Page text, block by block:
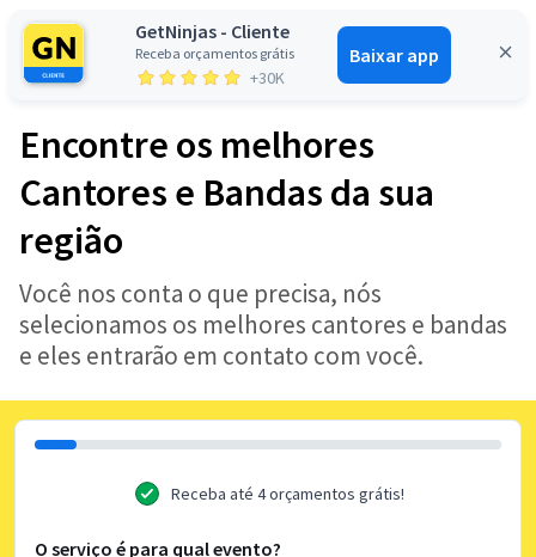
GetNinjas - Cliente
Receba orçamentos grátis
+30K
Baixar app
Entrar
Encontre os melhores
Cantores e Bandas da sua
região
Você nos conta o que precisa, nós
selecionamos os melhores cantores e bandas
e eles entrarão em contato com você.
Receba até 4 orçamentos grátis!
O serviço é para qual evento?